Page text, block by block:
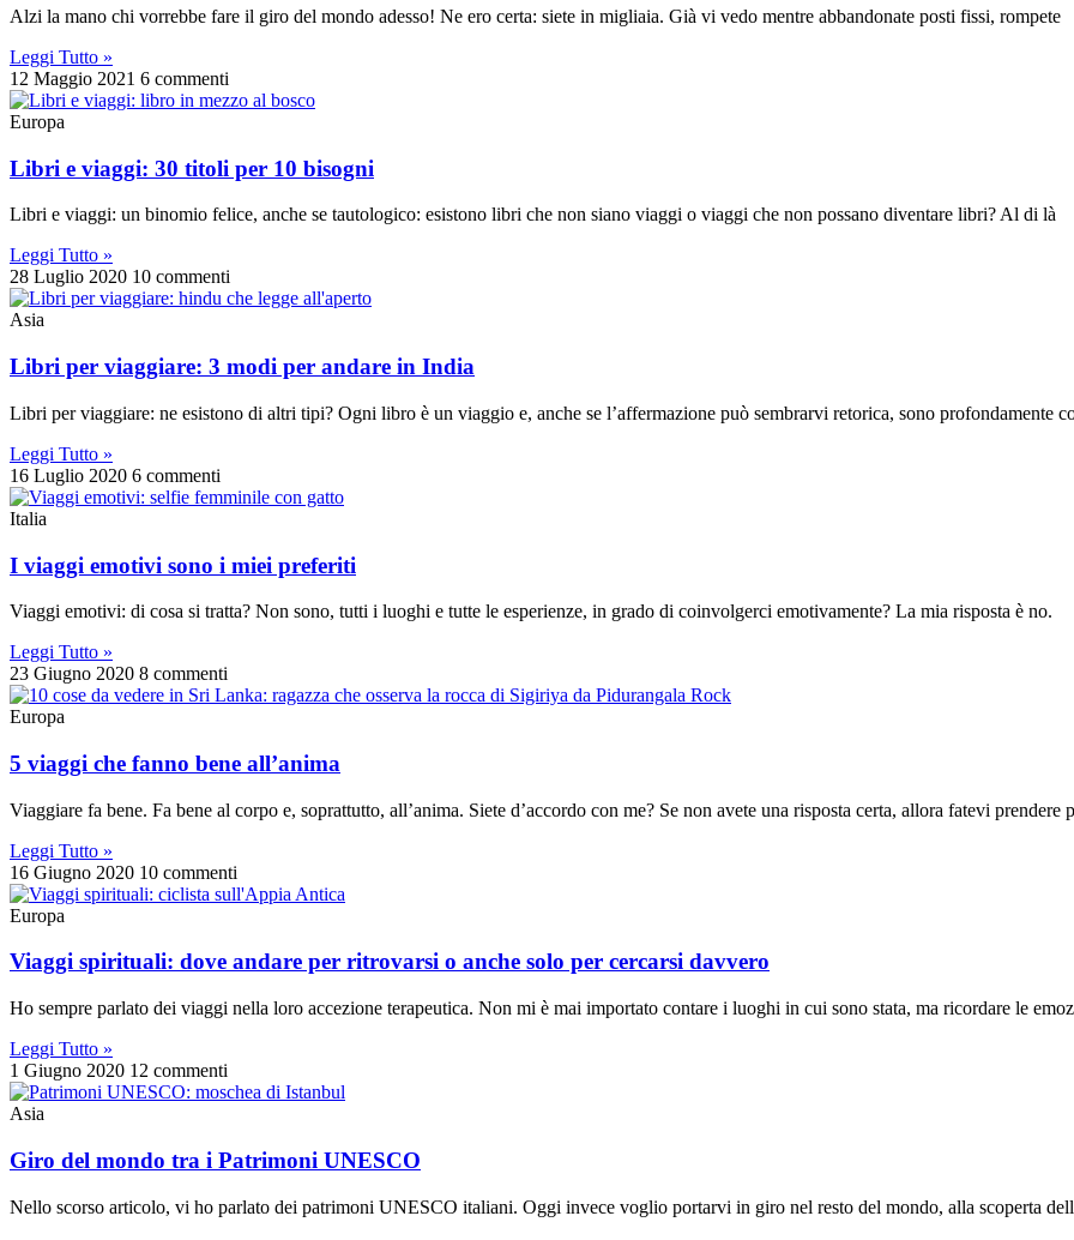
Alzi la mano chi vorrebbe fare il giro del mondo adesso! Ne ero certa: siete in migliaia. Già vi vedo mentre abbandonate posti fissi, rompete
Leggi Tutto »
12 Maggio 2021 6 commenti
Europa
Libri e viaggi: 30 titoli per 10 bisogni
Libri e viaggi: un binomio felice, anche se tautologico: esistono libri che non siano viaggi o viaggi che non possano diventare libri? Al di là
Leggi Tutto »
28 Luglio 2020 10 commenti
Asia
Libri per viaggiare: 3 modi per andare in India
Libri per viaggiare: ne esistono di altri tipi? Ogni libro è un viaggio e, anche se l’affermazione può sembrarvi retorica, sono profondamente
Leggi Tutto »
16 Luglio 2020 6 commenti
Italia
I viaggi emotivi sono i miei preferiti
Viaggi emotivi: di cosa si tratta? Non sono, tutti i luoghi e tutte le esperienze, in grado di coinvolgerci emotivamente? La mia risposta è no.
Leggi Tutto »
23 Giugno 2020 8 commenti
Europa
5 viaggi che fanno bene all’anima
Viaggiare fa bene. Fa bene al corpo e, soprattutto, all’anima. Siete d’accordo con me? Se non avete una risposta certa, allora fatevi prendere
Leggi Tutto »
16 Giugno 2020 10 commenti
Europa
Viaggi spirituali: dove andare per ritrovarsi o anche solo per cercarsi davvero
Ho sempre parlato dei viaggi nella loro accezione terapeutica. Non mi è mai importato contare i luoghi in cui sono stata, ma ricordare le
Leggi Tutto »
1 Giugno 2020 12 commenti
Asia
Giro del mondo tra i Patrimoni UNESCO
Nello scorso articolo, vi ho parlato dei patrimoni UNESCO italiani. Oggi invece voglio portarvi in giro nel resto del mondo, alla scoperta